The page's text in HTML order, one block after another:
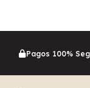
Pagos 100%